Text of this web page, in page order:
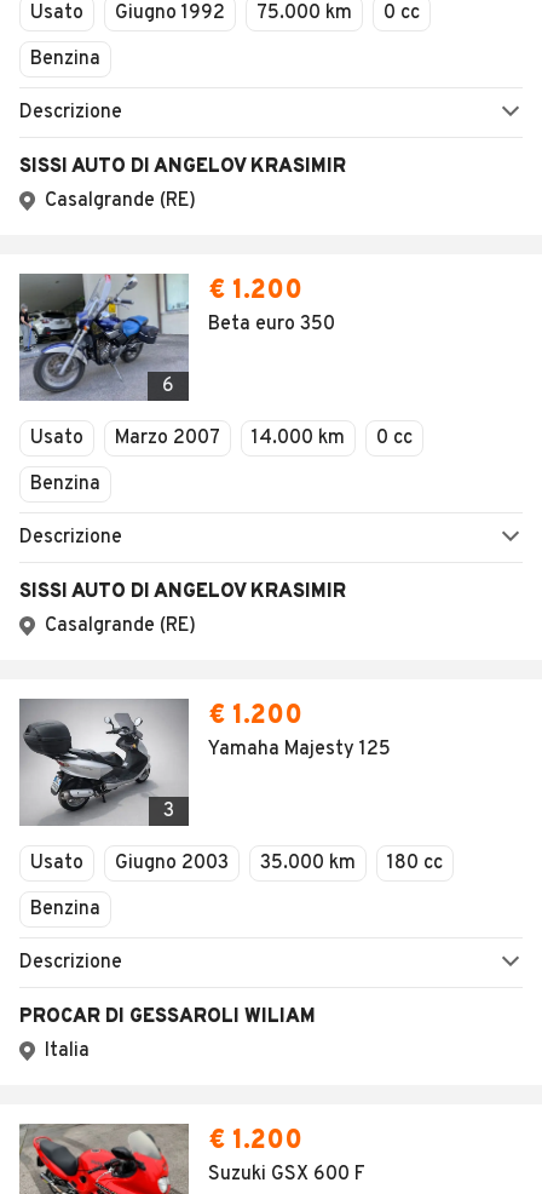
Usato Giugno 1992 75.000 km
0 cc
Benzina
Descrizione
SISSI AUTO DI ANGELOV KRASIMIR
Casalgrande (RE)
6
€ 1.200
Beta euro 350
Usato Marzo 2007 14.000 km
0 cc
Benzina
Descrizione
SISSI AUTO DI ANGELOV KRASIMIR
Casalgrande (RE)
3
€ 1.200
Yamaha Majesty 125
Usato Giugno 2003 35.000 km
180 cc
Benzina
Descrizione
PROCAR DI GESSAROLI WILIAM
Italia
€ 1.200
Suzuki GSX 600 F